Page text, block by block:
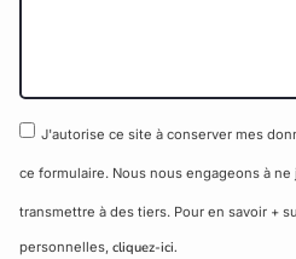
J'autorise ce site à conserver mes
ce formulaire. Nous nous engageons à
transmettre à des tiers. Pour en savoir +
personnelles, cliquez-ici.